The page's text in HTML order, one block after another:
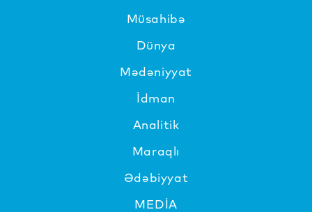
Müsahibə
Dünya
Mədəniyyat
İdman
Analitik
Maraqlı
Ədəbiyyat
MEDİA